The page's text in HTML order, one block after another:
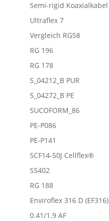
Semi-rigid Koaxialkabel
Ultraflex 7
Vergleich RG58
RG 196
RG 178
S_04212_B PUR
S_04272_B PE
SUCOFORM_86
PE-P086
PE-P141
SCF14-50J Cellflex®
SS402
RG 188
Enviroflex 316 D (EF316)
0.41/1.9 AF